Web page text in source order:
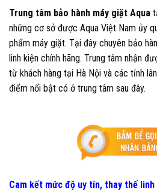
Trung tâm bảo hành máy giặt Aqua
những cơ sở được Aqua Việt Nam ủy
phẩm máy giặt. Tại đây chuyên bảo
linh kiện chính hãng. Trung tâm nhận
từ khách hàng tại Hà Nội và các tỉnh
điểm nổi bật có ở trung tâm sau đây.
Cam kết mức độ uy tín, thay thế linh